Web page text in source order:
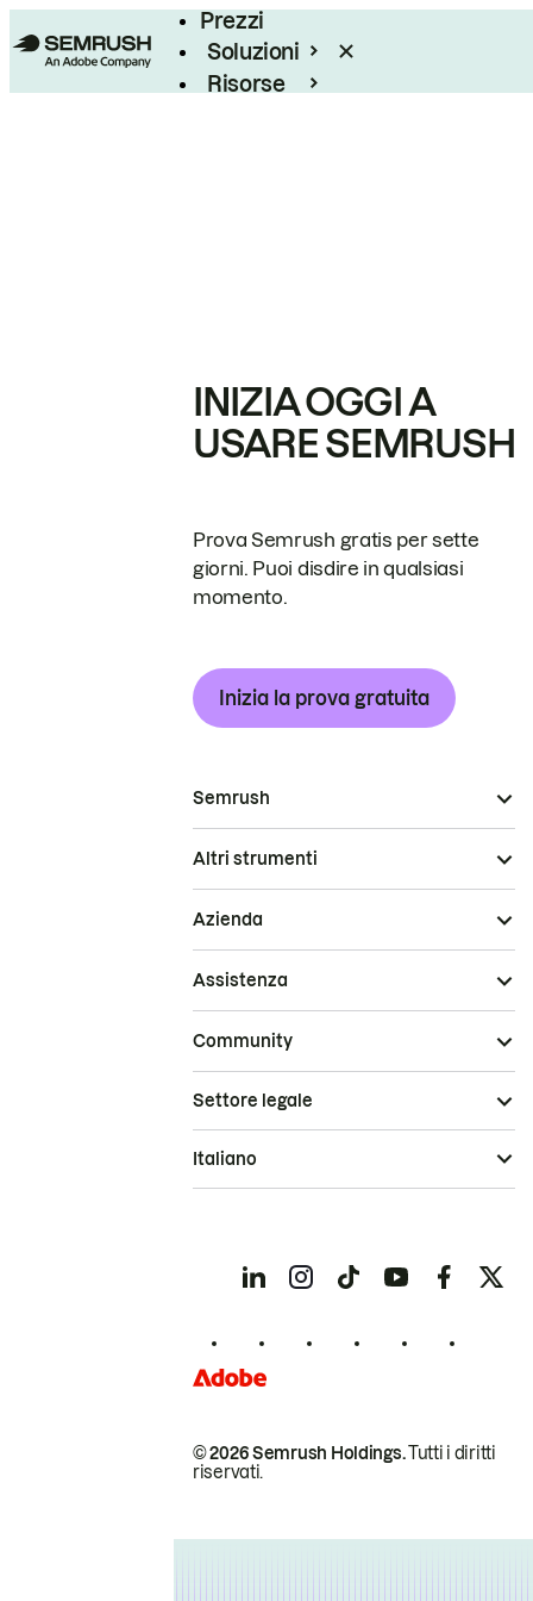
Prezzi
Soluzioni
Risorse
INIZIA OGGI A
USARE SEMRUSH
Prova Semrush gratis per sette
giorni. Puoi disdire in qualsiasi
momento.
Inizia la prova gratuita
Semrush
Altri strumenti
Azienda
Assistenza
Community
© 2026 Semrush Holdings.Tutti i diritti
riservati.
Settore legale
Italiano